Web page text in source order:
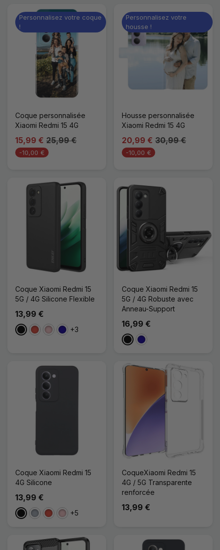
Coque personnalisée
Xiaomi Redmi 15 4G
15,99 € 25,99 €
-10,00 €
Personnalisez votre coque
!
Housse personnalisée
Xiaomi Redmi 15 4G
20,99 € 30,99 €
-10,00 €
Personnalisez votre
housse !
Coque Xiaomi Redmi 15
5G / 4G Silicone Flexible
13,99 €
NoirRougeRoseBleu Foncé
+3
Coque Xiaomi Redmi 15
5G / 4G Robuste avec
Anneau-Support
16,99 €
NoirBleu Foncé
Coque Xiaomi Redmi 15
4G Silicone
13,99 €
NoirGris RougeRose+5
CoqueXiaomi Redmi 15
4G / 5G Transparente
renforcée
13,99 €